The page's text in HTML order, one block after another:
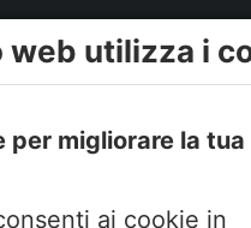
utilizza i
per migliorare la tua
ai cookie in